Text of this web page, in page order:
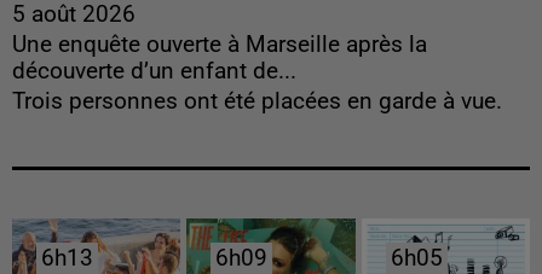
5 août 2026
Une enquête ouverte à Marseille après la
découverte d’un enfant de...
Trois personnes ont été placées en garde à vue.
6h13
6h13 6h09
6h09 6h05
6h05